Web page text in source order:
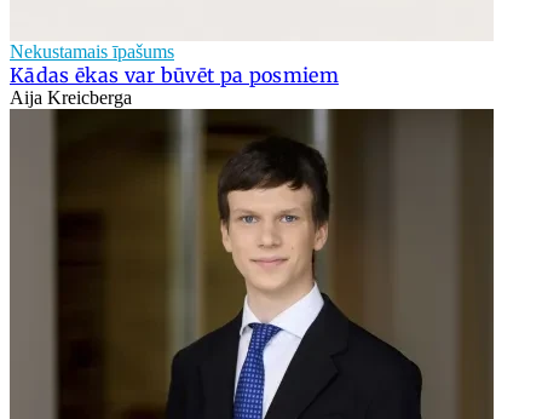
Nekustamais īpašums
Kādas ēkas var būvēt pa posmiem
Aija Kreicberga